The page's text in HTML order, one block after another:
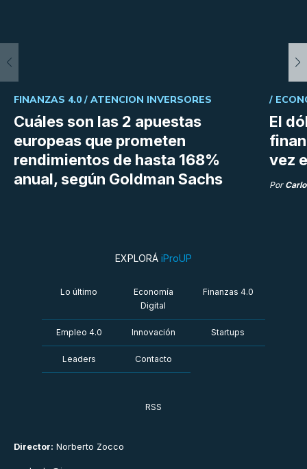
Cuáles son las 2 apuestas
europeas que prometen
rendimientos de hasta 168%
anual, según Goldman Sachs
FINANZAS 4.0 / ATENCION INVERSORES
El
vez
/
Por
Director: Norberto Zocco
EXPLORÁ iProUP
Lo último
Economía
Digital
Finanzas 4.0
Empleo 4.0 Innovación Startups
Leaders Contacto
RSS